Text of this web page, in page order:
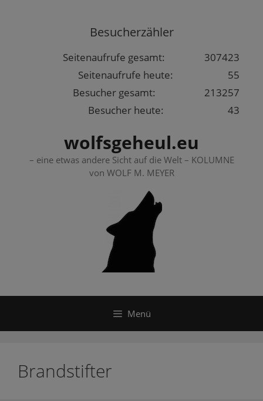
Besucherzähler
307423
Seitenaufrufe gesamt:
55
Seitenaufrufe heute:
213257
Besucher gesamt:
43
Besucher heute:
wolfsgeheul.eu
– eine etwas andere Sicht auf die Welt – KOLUMNE
von WOLF M. MEYER
Menü
Brandstifter